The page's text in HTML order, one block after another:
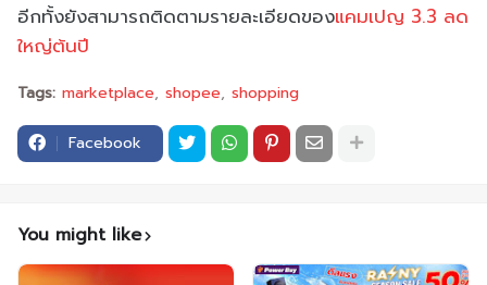
อีกทั้งยังสามารถติดตามรายละเอียดของแคมเปญ 3.3 ลด
ใหญ่ต้นปี
Tags: marketplace shopee shopping
Facebook
You might like